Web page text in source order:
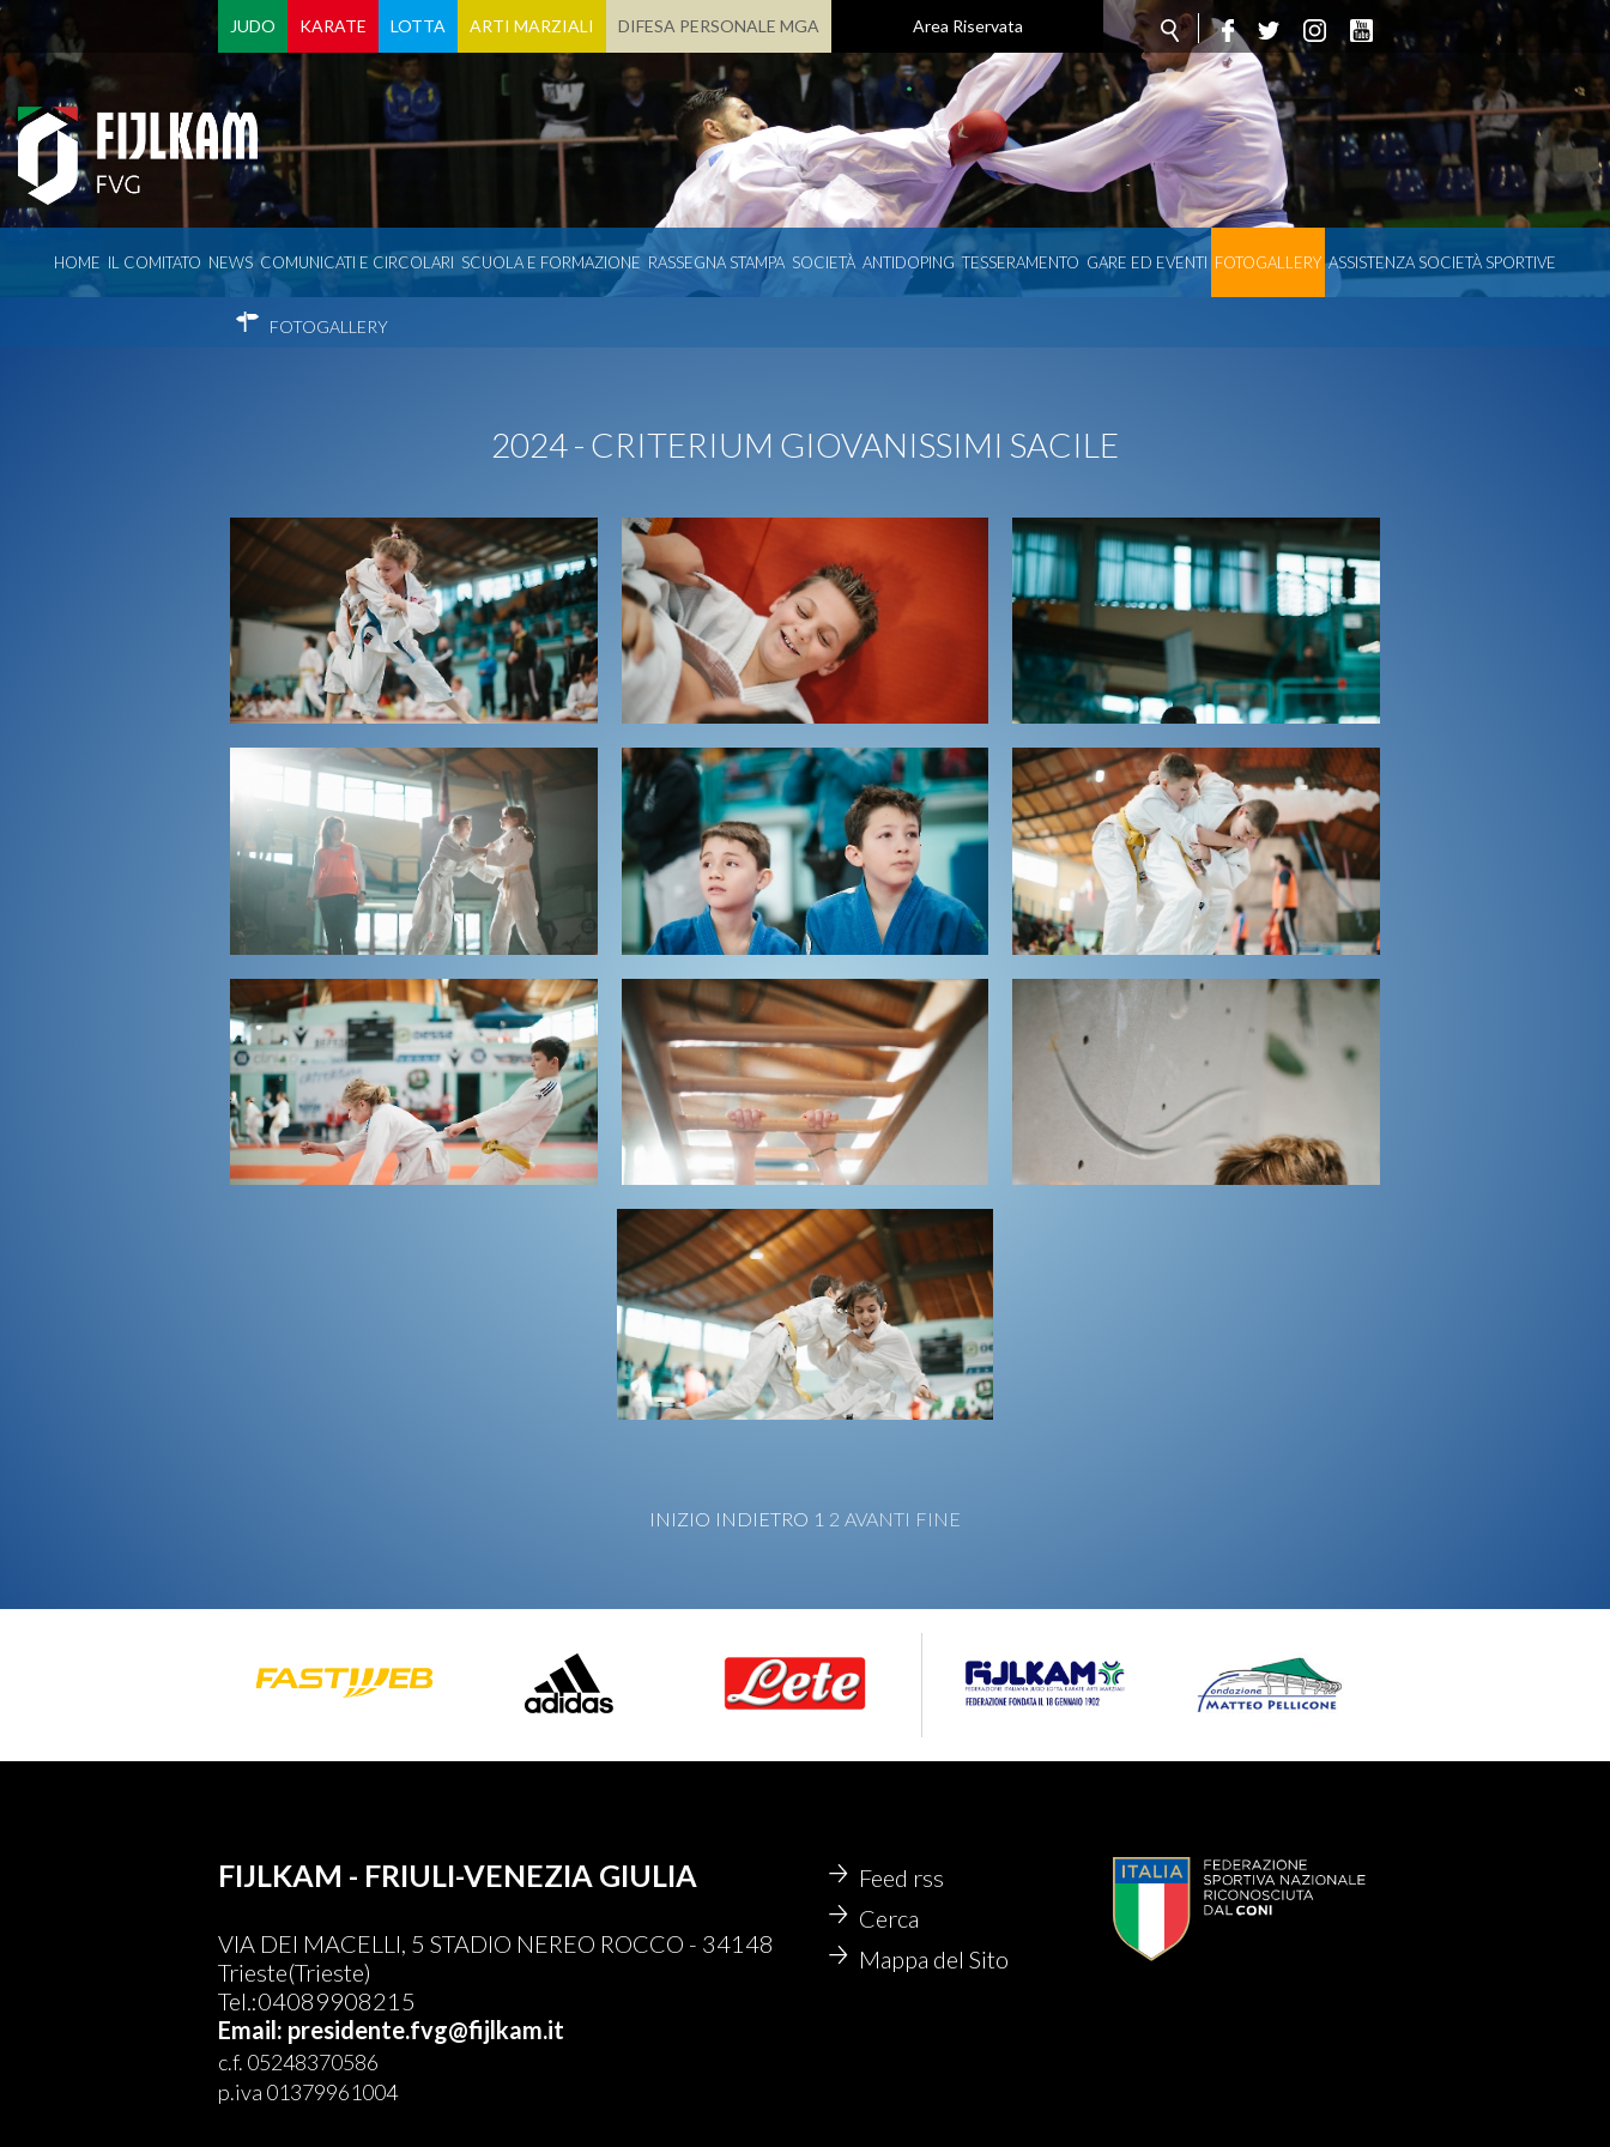
JUDO KARATE LOTTA ARTI MARZIALI DIFESA PERSONALE MGA Area Riservata
HOME IL COMITATO NEWS COMUNICATI E CIRCOLARI SCUOLA E FORMAZIONE RASSEGNA STAMPA SOCIETÀ ANTIDOPING TESSERAMENTO GARE ED EVENTI FOTOGALLERY ASSISTENZA SOCIETÀ SPORTIVE
FOTOGALLERY
2024 - CRITERIUM GIOVANISSIMI SACILE
INIZIO INDIETRO 1 2 AVANTI FINE
FIJLKAM - FRIULI-VENEZIA GIULIA
VIA DEI MACELLI, 5 STADIO NEREO ROCCO - 34148
Trieste(Trieste)
Tel.:04089908215
Email: presidente.fvg@fijlkam.it
c.f. 05248370586
p.iva 01379961004
Feed rss
Cerca
Mappa del Sito